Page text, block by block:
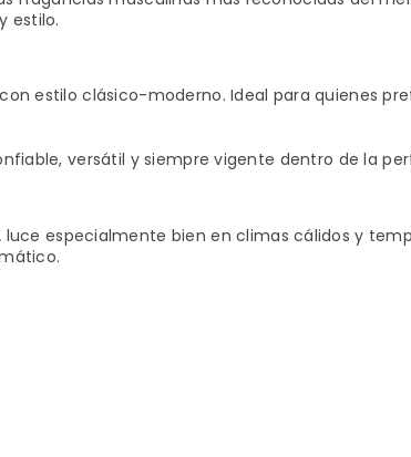
estilo.
estilo clásico-moderno. Ideal para quienes
versátil y siempre vigente dentro de la
luce especialmente bien en climas cálidos y